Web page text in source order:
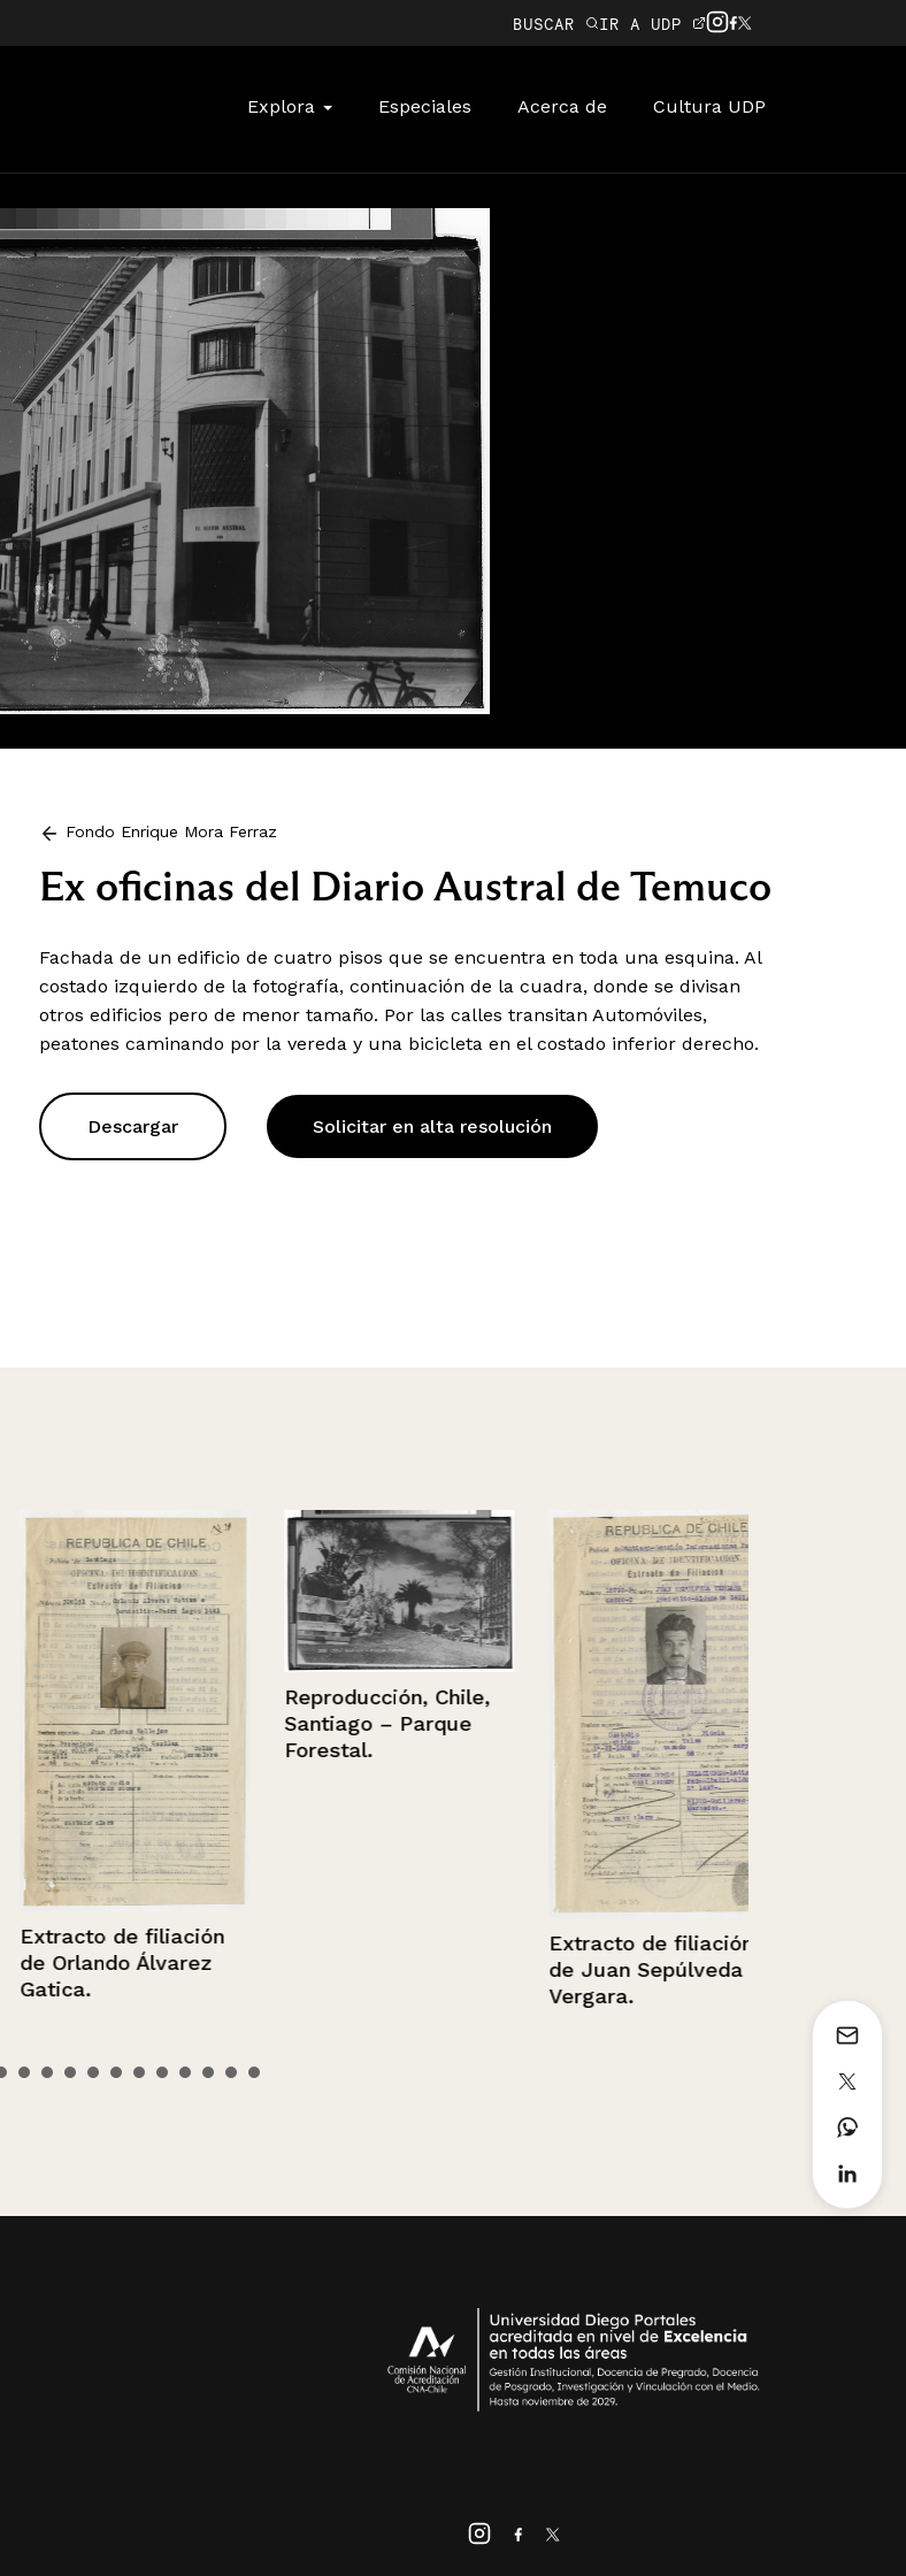
BUSCAR IR A UDP
Explora Especiales Acerca de Cultura UDP
Fondo Enrique Mora Ferraz
Ex oficinas del Diario Austral de Temuco
Fachada de un edificio de cuatro pisos que se encuentra en toda una esquina. Al
costado izquierdo de la fotografía, continuación de la cuadra, donde se divisan
otros edificios pero de menor tamaño. Por las calles transitan Automóviles,
peatones caminando por la vereda y una bicicleta en el costado inferior derecho.
Descargar Solicitar en alta resolución
Extracto de filiación
de Orlando Álvarez
Gatica.
Reproducción, Chile,
Santiago – Parque
Forestal.
Extracto de filiación
de Juan Sepúlveda
Vergara.